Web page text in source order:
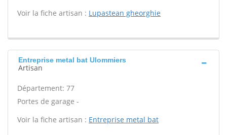
Voir la fiche artisan : Lupastean gheorghie
Entreprise metal bat Ulommiers
Artisan
Département: 77
Portes de garage -
Voir la fiche artisan : Entreprise metal bat